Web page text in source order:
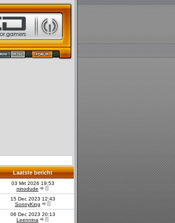
Laatste bericht
03 Mrt 2026 19:53
ninodude
15 Dec 2023 12:43
SonnyKing
06 Dec 2023 20:13
Leennina